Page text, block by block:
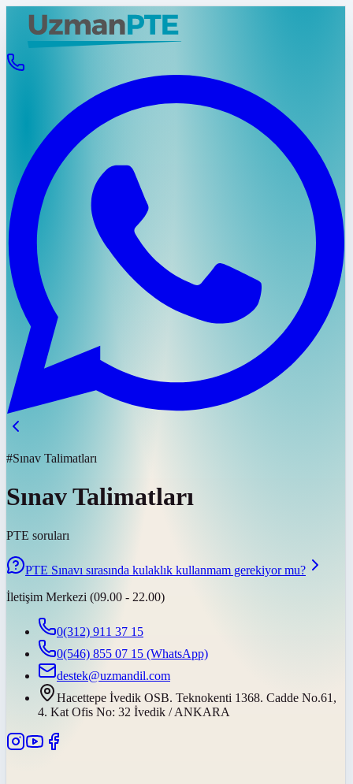
#Sınav Talimatları
Sınav Talimatları
PTE soruları
PTE Sınavı sırasında kulaklık kullanmam gerekiyor mu?
İletişim Merkezi (09.00 - 22.00)
0(312) 911 37 15
0(546) 855 07 15 (WhatsApp)
destek@uzmandil.com
Hacettepe İvedik OSB. Teknokenti 1368. Cadde No.61,
4. Kat Ofis No: 32 İvedik / ANKARA